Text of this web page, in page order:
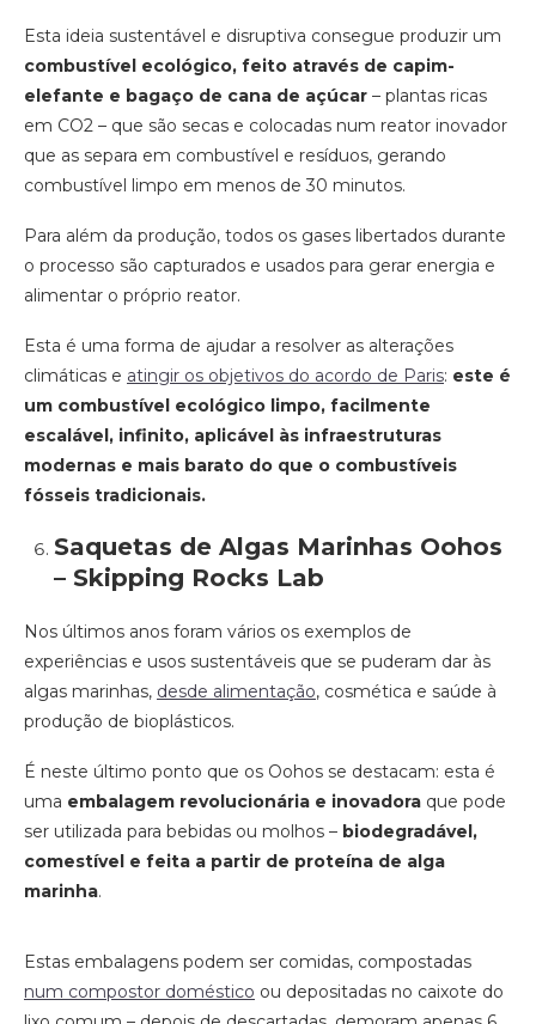
Esta ideia sustentável e disruptiva consegue produzir um
combustível ecológico, feito através de capim-
elefante e bagaço de cana de açúcar – plantas ricas
em CO2 – que são secas e colocadas num reator inovador
que as separa em combustível e resíduos, gerando
combustível limpo em menos de 30 minutos.
Para além da produção, todos os gases libertados durante
o processo são capturados e usados para gerar energia e
alimentar o próprio reator.
Esta é uma forma de ajudar a resolver as alterações
climáticas e atingir os objetivos do acordo de Paris: este é
um combustível ecológico limpo, facilmente
escalável, infinito, aplicável às infraestruturas
modernas e mais barato do que o combustíveis
fósseis tradicionais.
Saquetas de Algas Marinhas Oohos
– Skipping Rocks Lab
Nos últimos anos foram vários os exemplos de
experiências e usos sustentáveis que se puderam dar às
algas marinhas, desde alimentação, cosmética e saúde à
produção de bioplásticos.
É neste último ponto que os Oohos se destacam: esta é
uma embalagem revolucionária e inovadora que pode
ser utilizada para bebidas ou molhos – biodegradável,
comestível e feita a partir de proteína de alga
marinha.
Estas embalagens podem ser comidas, compostadas
num compostor doméstico ou depositadas no caixote do